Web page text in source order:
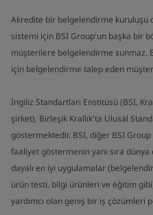
Akredite bir belgelendirme kuruluşu
sistemi için BSI Group'un başka bir
müşterilere belgelendirme sunmaz.
için belgelendirme talep eden
İngiliz Standartları Enstitüsü (BSI,
şirket), Birleşik Krallık'ta Ulusal
göstermektedir. BSI, diğer BSI
faaliyet göstermenin yanı sıra
dayalı en iyi uygulamalar
ürün testi, bilgi ürünleri ve eğitim
yardımcı olan geniş bir iş çözümleri